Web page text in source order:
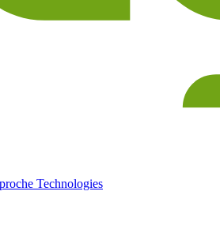
Technologies